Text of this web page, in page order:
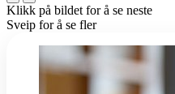
Klikk på bildet for å se neste
Sveip for å se fler